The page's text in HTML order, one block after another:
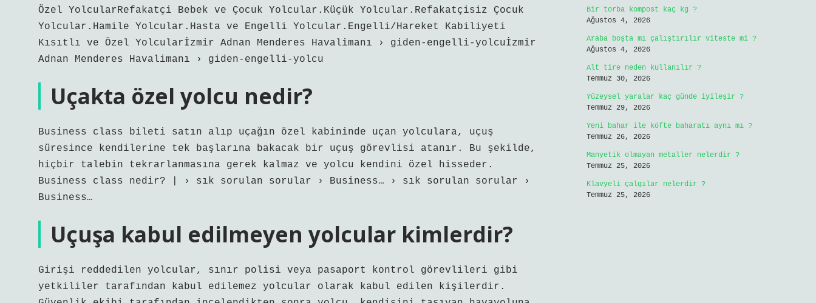
Özel YolcularRefakatçi Bebek ve Çocuk Yolcular.Küçük Yolcular.Refakatçisiz Çocuk
Yolcular.Hamile Yolcular.Hasta ve Engelli Yolcular.Engelli/Hareket Kabiliyeti
Kısıtlı ve Özel Yolcularİzmir Adnan Menderes Havalimanı › giden-engelli-yolcuİzmir
Adnan Menderes Havalimanı › giden-engelli-yolcu
Uçakta özel yolcu nedir?
Business class bileti satın alıp uçağın özel kabininde uçan yolculara, uçuş
süresince kendilerine tek başlarına bakacak bir uçuş görevlisi atanır. Bu şekilde,
hiçbir talebin tekrarlanmasına gerek kalmaz ve yolcu kendini özel hisseder.
Business class nedir? | › sık sorulan sorular › Business… › sık sorulan sorular ›
Business…
Uçuşa kabul edilmeyen yolcular kimlerdir?
Girişi reddedilen yolcular, sınır polisi veya pasaport kontrol görevlileri gibi
yetkililer tarafından kabul edilemez yolcular olarak kabul edilen kişilerdir.
Bir torba kompost kaç kg ?
Ağustos 4, 2026
Araba boşta mı çalıştırılır viteste mi ?
Ağustos 4, 2026
Alt tire neden kullanılır ?
Temmuz 30, 2026
Yüzeysel yaralar kaç günde iyileşir ?
Temmuz 29, 2026
Yeni bahar ile köfte baharatı aynı mı ?
Temmuz 26, 2026
Manyetik olmayan metaller nelerdir ?
Temmuz 25, 2026
Klavyeli çalgılar nelerdir ?
Temmuz 25, 2026